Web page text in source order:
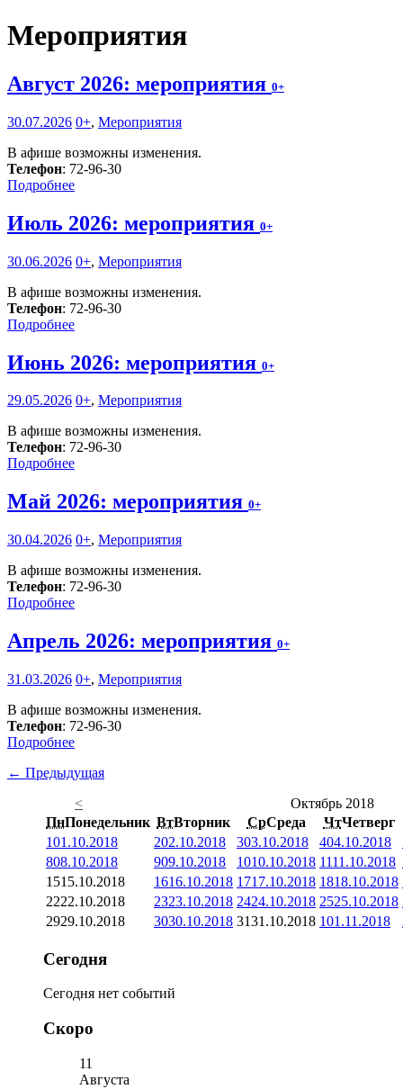
Мероприятия
Август 2026: мероприятия 0+
30.07.2026 0+, Мероприятия
В афише возможны изменения.
Телефон: 72-96-30
Подробнее
Июль 2026: мероприятия 0+
30.06.2026 0+, Мероприятия
В афише возможны изменения.
Телефон: 72-96-30
Подробнее
Июнь 2026: мероприятия 0+
29.05.2026 0+, Мероприятия
В афише возможны изменения.
Телефон: 72-96-30
Подробнее
Май 2026: мероприятия 0+
30.04.2026 0+, Мероприятия
В афише возможны изменения.
Телефон: 72-96-30
Подробнее
Апрель 2026: мероприятия 0+
31.03.2026 0+, Мероприятия
В афише возможны изменения.
Телефон: 72-96-30
Подробнее
← Предыдущая
<
Октябрь 2018
ПнПонедельник ВтВторник СрСреда ЧтЧетверг
101.10.2018 202.10.2018 303.10.2018 404.10.2018
808.10.2018 909.10.2018 1010.10.2018 1111.10.2018
1515.10.2018 1616.10.2018 1717.10.2018 1818.10.2018
2222.10.2018 2323.10.2018 2424.10.2018 2525.10.2018
2929.10.2018 3030.10.2018 3131.10.2018 101.11.2018
Сегодня
Сегодня нет событий
Скоро
11
Августа